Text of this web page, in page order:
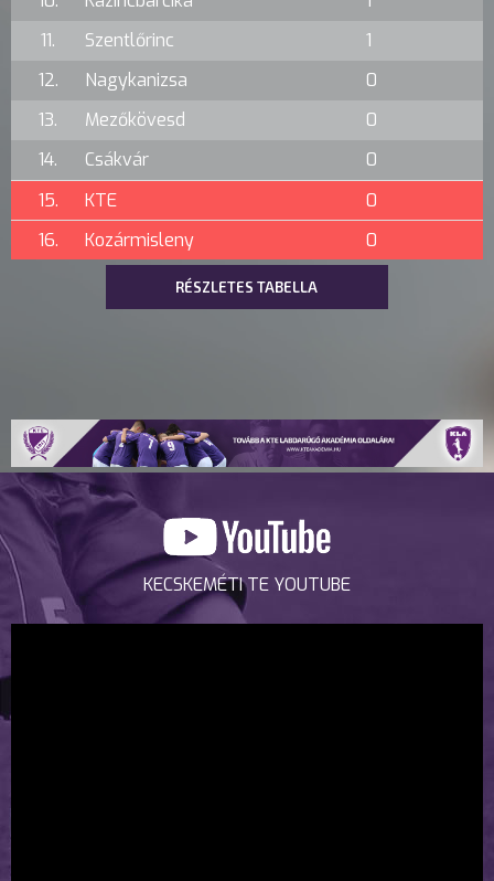
11.
Szentlőrinc
1
12.
Nagykanizsa
0
13.
Mezőkövesd
0
14.
Csákvár
0
15.
KTE
0
16.
Kozármisleny 0
RÉSZLETES TABELLA
KECSKEMÉTI TE YOUTUBE